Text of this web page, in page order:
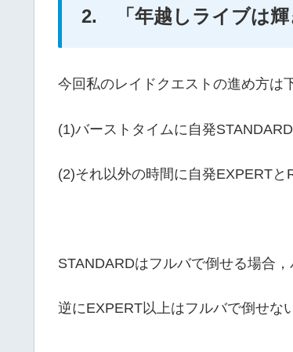
2. 「年越しライブは輝
今回私のレイドクエストの進め方は
(1)バーストタイムに自発
(2)それ以外の時間に自発EXPERTと
STANDARDはフルバで倒せる場合
逆にEXPERT以上はフルバで倒せな